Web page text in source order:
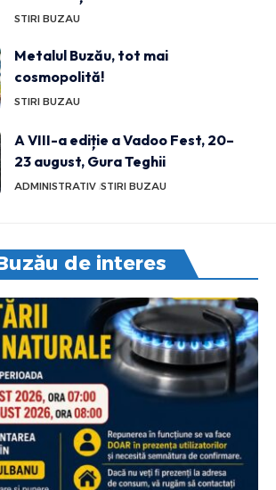
STIRI BUZAU
Metalul Buzău, tot mai
cosmopolită!
STIRI BUZAU
A VIII-a ediție a Vadoo Fest, 20–
23 august, Gura Teghii
ADMINISTRATIV STIRI BUZAU
de interes